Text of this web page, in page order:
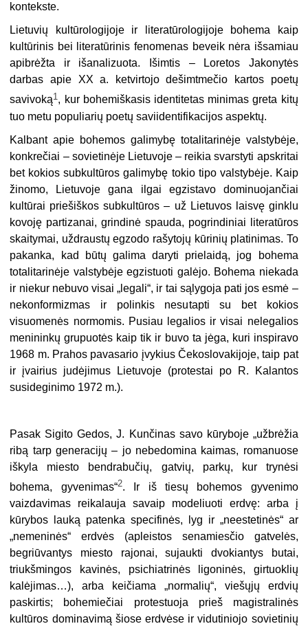
kontekste.
Lietuvių kultūrologijoje ir literatūrologijoje bohema kaip
kultūrinis bei lite­ratūrinis fenomenas beveik nėra išsamiau
apibrėžta ir išanalizuota. Išimtis – Loretos Jakonytės
darbas apie XX a. ketvirtojo dešimtmečio kartos poetų
savivoką1 , kur bohemiškasis identitetas minimas greta kitų
tuo metu populiarių poetų saviidentifikacijos aspektų.
Kalbant apie bohemos galimybę totalitarinėje valstybėje,
konkrečiai – sovietinėje Lietuvoje – reikia svarstyti apskritai
bet kokios subkultūros galimybę tokio tipo valstybėje. Kaip
žinomo, Lietuvoje gana ilgai egzistavo dominuojančiai
kultūrai priešiškos subkultūros – už Lietuvos laisvę ginklu
kovoję partizanai, grindinė spauda, pogrindiniai literatūros
skaitymai, uždraustų egzodo rašytojų kūrinių platinimas. To
pakanka, kad būtų galima daryti prielaidą, jog bohema
totalitarinėje valstybėje egzistuoti galėjo. Bohema niekada
ir niekur nebuvo visai „legali“, ir tai sąlygoja pati jos esmė –
nekonformizmas ir polinkis nesutapti su bet kokios
visuomenės normomis. Pusiau legalios ir visai nelegalios
me­nininkų grupuotės kaip tik ir buvo ta jėga, kuri inspiravo
1968 m. Prahos pavasario įvykius Čekoslovakijoje, taip pat
ir įvairius judėjimus Lietuvoje (protestai po R. Kalantos
susideginimo 1972 m.).
Pasak Sigito Gedos, J. Kunčinas savo kūryboje „užbrėžia
ribą tarp generacijų – jo nebedomina kaimas, romanuose
iškyla miesto bendrabučių, gatvių, parkų, kur trynėsi
bohema, gyvenimas“2. Ir iš tiesų bohemos gyvenimo
vaizdavimas rei­kalauja savaip modeliuoti erdvę: arba į
kūrybos lauką patenka specifinės, lyg ir „neestetinės“ ar
„nemeninės“ erdvės (apleistos senamiesčio gatvelės,
begriūvan­tys miesto rajonai, sujaukti dvokiantys butai,
triukšmingos kavinės, psichiat­rinės ligoninės, girtuoklių
kalėjimas…), arba keičiama „normalių“, viešųjų erd­vių
paskirtis; bohemiečiai protestuoja prieš magistralinės
kultūros dominavimą šiose erdvėse ir vidutiniojo sovietinių